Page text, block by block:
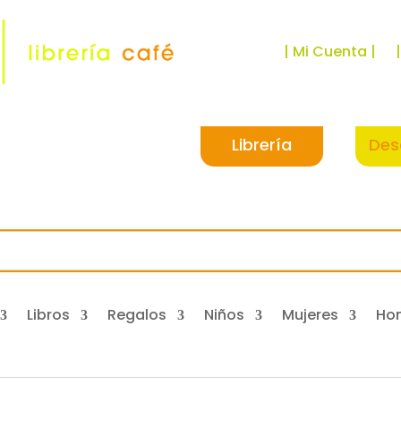
| Mi Cuenta |
Librería
Libros Regalos Niños Mujeres